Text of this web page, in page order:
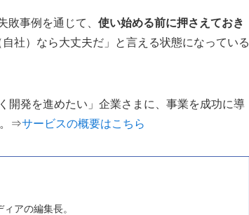
事例を通じて、 使い始める前に押さえておき
社）なら大丈夫だ」と言える状態になっている
開発を進めたい」企業さまに、事業を成功に導
。⇒サービスの概要はこちら
アの編集長。